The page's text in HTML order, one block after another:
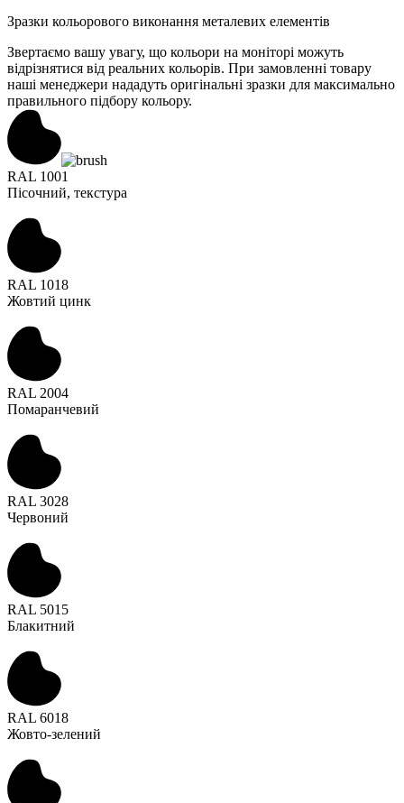
Зразки кольорового виконання металевих елементів
Звертаємо вашу увагу, що кольори на моніторі можуть
відрізнятися від реальних кольорів. При замовленні товару
наші менеджери нададуть оригінальні зразки для максимально
правильного підбору кольору.
RAL 1001
Пісочний, текстура
RAL 1018
Жовтий цинк
RAL 2004
Помаранчевий
RAL 3028
Червоний
RAL 5015
Блакитний
RAL 6018
Жовто-зелений